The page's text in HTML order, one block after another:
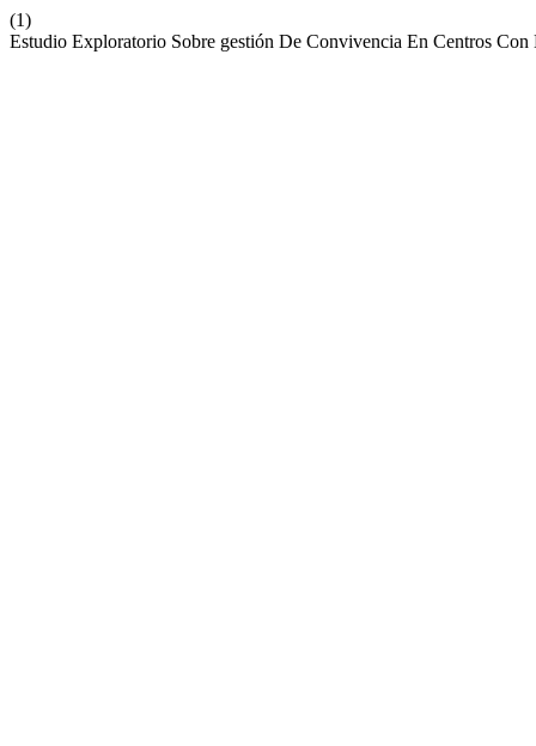
(1)
Estudio Exploratorio Sobre gestión De Convivencia En Centros Con